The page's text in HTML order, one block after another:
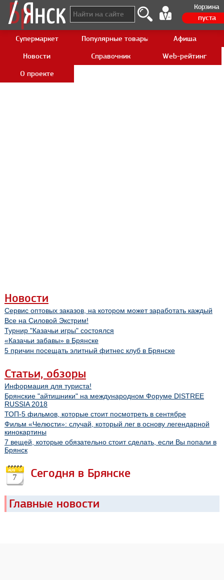
Корзина
пуста
Супермаркет Популярные товары AliexpressАфиша
Новости
Справочник
Web-рейтинг
О проекте
Новости
Сервис оптовых заказов, на котором может заработать каждый
Все на Силовой Экстрим!
Турнир "Казачьи игры" состоялся
«Казачьи забавы» в Брянске
5 причин посещать элитный фитнес клуб в Брянске
Статьи, обзоры
Информация для туриста!
Брянские "айтишники" на международном Форуме DISTREE
RUSSIA 2018
ТОП-5 фильмов, которые стоит посмотреть в сентябре
Фильм «Челюсти»: случай, который лег в основу легендарной
кинокартины
7 вещей, которые обязательно стоит сделать, если Вы попали в
Брянск
7 Сегодня в Брянске
Главные новости